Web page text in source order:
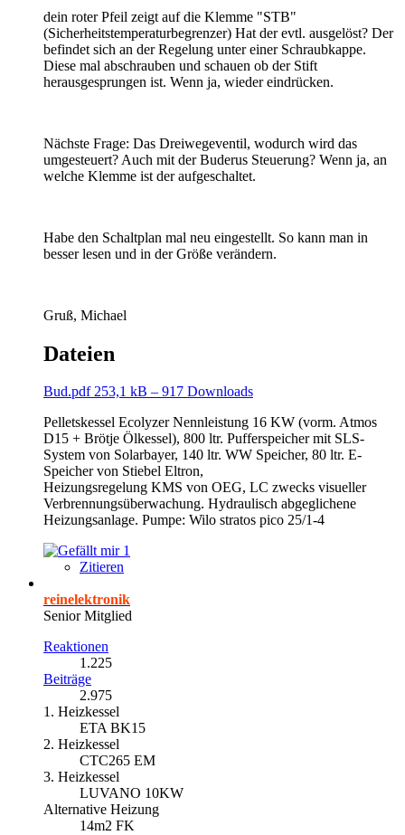
dein roter Pfeil zeigt auf die Klemme "STB"
(Sicherheitstemperaturbegrenzer) Hat der evtl. ausgelöst? Der
befindet sich an der Regelung unter einer Schraubkappe.
Diese mal abschrauben und schauen ob der Stift
herausgesprungen ist. Wenn ja, wieder eindrücken.
Nächste Frage: Das Dreiwegeventil, wodurch wird das
umgesteuert? Auch mit der Buderus Steuerung? Wenn ja, an
welche Klemme ist der aufgeschaltet.
Habe den Schaltplan mal neu eingestellt. So kann man in
besser lesen und in der Größe verändern.
Gruß, Michael
Dateien
Bud.pdf 253,1 kB – 917 Downloads
Pelletskessel Ecolyzer Nennleistung 16 KW (vorm. Atmos
D15 + Brötje Ölkessel), 800 ltr. Pufferspeicher mit SLS-
System von Solarbayer, 140 ltr. WW Speicher, 80 ltr. E-
Speicher von Stiebel Eltron,
Heizungsregelung KMS von OEG, LC zwecks visueller
Verbrennungsüberwachung. Hydraulisch abgeglichene
Heizungsanlage. Pumpe: Wilo stratos pico 25/1-4
1
Zitieren
reinelektronik
Senior Mitglied
Reaktionen
1.225
Beiträge
2.975
1. Heizkessel
ETA BK15
2. Heizkessel
CTC265 EM
3. Heizkessel
LUVANO 10KW
Alternative Heizung
14m2 FK